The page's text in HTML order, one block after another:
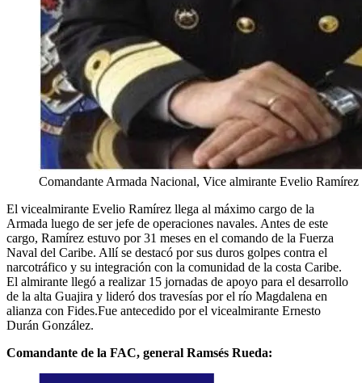
Comandante Armada Nacional, Vice almirante Evelio Ramírez
El vicealmirante Evelio Ramírez llega al máximo cargo de la
Armada luego de ser jefe de operaciones navales. Antes de este
cargo, Ramírez estuvo por 31 meses en el comando de la Fuerza
Naval del Caribe. Allí se destacó por sus duros golpes contra el
narcotráfico y su integración con la comunidad de la costa Caribe.
El almirante llegó a realizar 15 jornadas de apoyo para el desarrollo
de la alta Guajira y lideró dos travesías por el río Magdalena en
alianza con Fides.Fue antecedido por el vicealmirante Ernesto
Durán González.
Comandante de la FAC, general Ramsés Rueda: